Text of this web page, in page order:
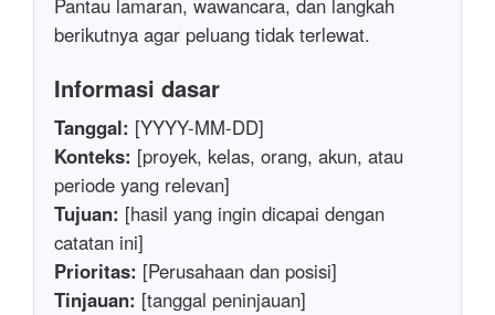
Pantau lamaran, wawancara, dan langkah
berikutnya agar peluang tidak terlewat.
Informasi dasar
Tanggal: [YYYY-MM-DD]
Konteks: [proyek, kelas, orang, akun, atau
periode yang relevan]
Tujuan: [hasil yang ingin dicapai dengan
catatan ini]
Prioritas: [Perusahaan dan posisi]
Tinjauan: [tanggal peninjauan]